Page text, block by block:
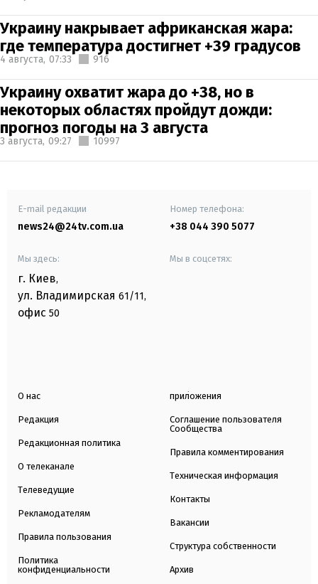
Украину накрывает африканская жара:
где температура достигнет +39 градусов
4 августа, 07:33 916
Украину охватит жара до +38, но в
некоторых областях пройдут дожди:
прогноз погоды на 3 августа
3 августа, 09:27 10997
E-mail редакции
news24@24tv.com.ua
Номер телефона:
+38 044 390 5077
Мы здесь:
г. Киев,
ул. Владимирская 61/11,
офис 50
Мы в соцсетях:
О нас
Редакция
Редакционная политика
О телеканале
Телеведущие
Рекламодателям
Правила пользования
Политика
конфиденциальности
приложения
Соглашение пользователя
Сообщества
Правила комментирования
Техническая информация
Контакты
Вакансии
Структура собственности
Архив